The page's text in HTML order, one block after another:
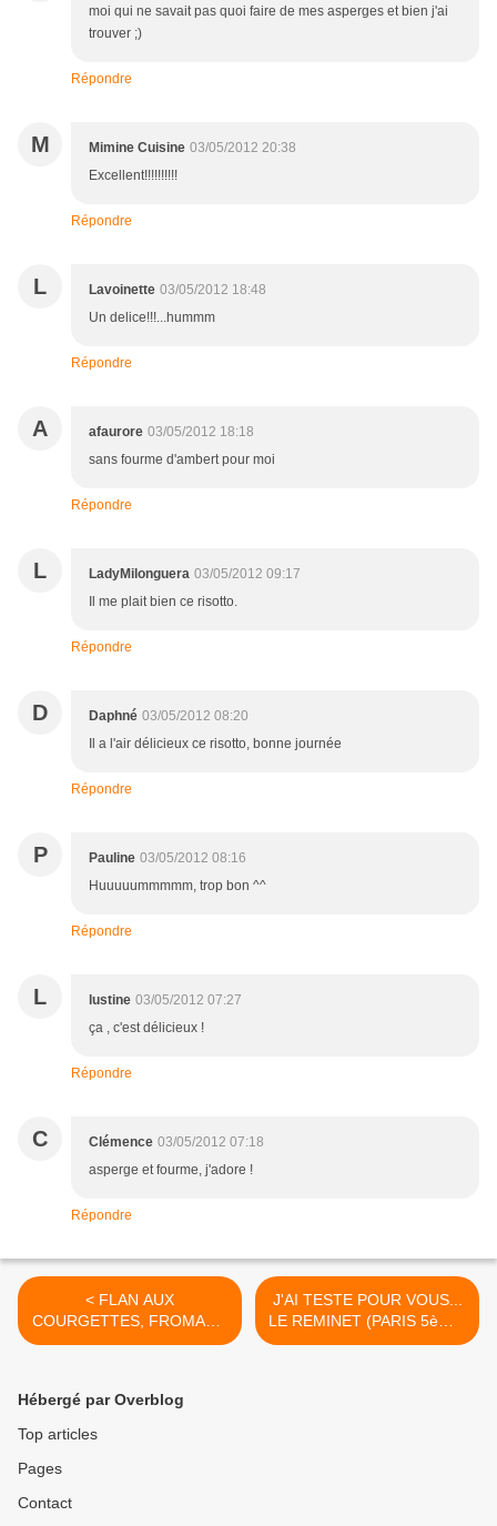
moi qui ne savait pas quoi faire de mes asperges et bien j'ai
trouver ;)
Répondre
M Mimine Cuisine 03/05/2012 20:38
Excellent!!!!!!!!!!
Répondre
L Lavoinette 03/05/2012 18:48
Un delice!!!...hummm
Répondre
A afaurore 03/05/2012 18:18
sans fourme d'ambert pour moi
Répondre
L LadyMilonguera 03/05/2012 09:17
Il me plait bien ce risotto.
Répondre
D Daphné 03/05/2012 08:20
Il a l'air délicieux ce risotto, bonne journée
Répondre
P Pauline 03/05/2012 08:16
Huuuuummmmm, trop bon ^^
Répondre
L lustine 03/05/2012 07:27
ça , c'est délicieux !
Répondre
C Clémence 03/05/2012 07:18
asperge et fourme, j'adore !
Répondre
< FLAN AUX
COURGETTES, FROMAGE
DE CHEVRE ET HERBES
J'AI TESTE POUR VOUS...
LE REMINET (PARIS 5ème)
>
Hébergé par Overblog
Top articles
Pages
Contact